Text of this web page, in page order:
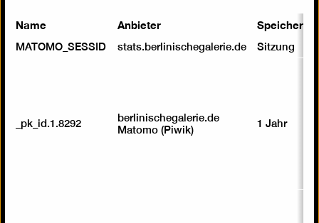
Name Anbieter
MATOMO_SESSID stats.berlinischegalerie.de Sitzung
_pk_id.1.8292
berlinischegalerie.de
Matomo (Piwik)
1 Jahr